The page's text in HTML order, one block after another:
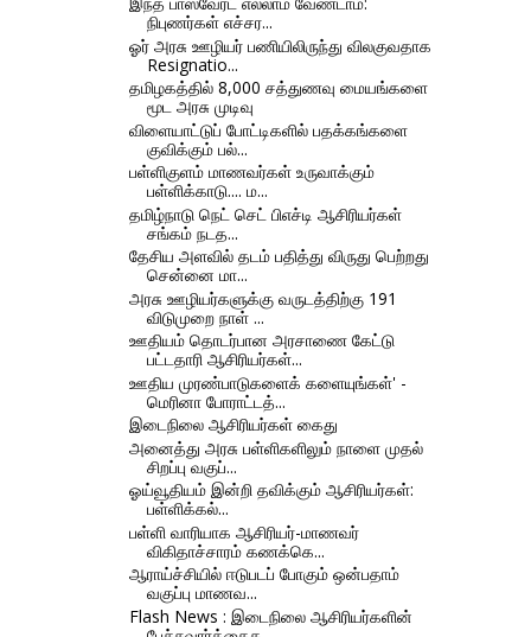
நிபுணர்கள் எச்சர...
ஓர் அரசு ஊழியர் பணியிலிருந்து விலகுவதாக
Resignatio...
தமிழகத்தில் 8,000 சத்துணவு மையங்களை
மூட அரசு முடிவு
விளையாட்டுப் போட்டிகளில் பதக்கங்களை
குவிக்கும் பல்...
பள்ளிகுளம் மாணவர்கள் உருவாக்கும்
பள்ளிக்காடு.... ம...
தமிழ்நாடு நெட் செட் பிஎச்டி ஆசிரியர்கள்
சங்கம் நடத...
தேசிய அளவில் தடம் பதித்து விருது பெற்றது
சென்னை மா...
அரசு ஊழியர்களுக்கு வருடத்திற்கு 191
விடுமுறை நாள் ...
ஊதியம் தொடர்பான அரசாணை கேட்டு
பட்டதாரி ஆசிரியர்கள்...
ஊதிய முரண்பாடுகளைக் களையுங்கள்' -
மெரினா போராட்டத்...
இடைநிலை ஆசிரியர்கள் கைது
அனைத்து அரசு பள்ளிகளிலும் நாளை முதல்
சிறப்பு வகுப்...
ஓய்வூதியம் இன்றி தவிக்கும் ஆசிரியர்கள்:
பள்ளிக்கல்...
பள்ளி வாரியாக ஆசிரியர்-மாணவர்
விகிதாச்சாரம் கணக்கெ...
ஆராய்ச்சியில் ஈடுபடப் போகும் ஒன்பதாம்
வகுப்பு மாணவ...
Flash News : இடைநிலை ஆசிரியர்களின்